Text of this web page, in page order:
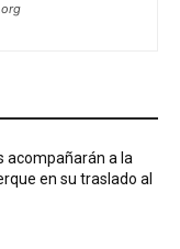
acompañarán a la
en su traslado al